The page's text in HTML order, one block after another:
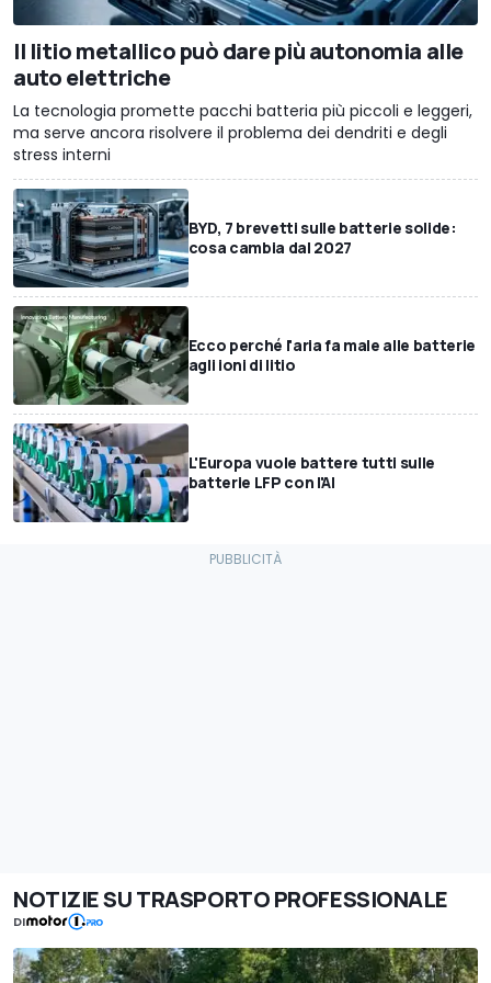
Il litio metallico può dare più autonomia alle
auto elettriche
La tecnologia promette pacchi batteria più piccoli e leggeri,
ma serve ancora risolvere il problema dei dendriti e degli
stress interni
BYD, 7 brevetti sulle batterie solide:
cosa cambia dal 2027
Ecco perché l'aria fa male alle batterie
agli ioni di litio
L'Europa vuole battere tutti sulle
batterie LFP con l'AI
NOTIZIE SU TRASPORTO PROFESSIONALE
DI